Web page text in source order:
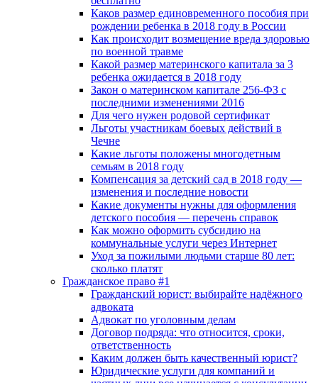
Каков размер единовременного пособия при
рождении ребенка в 2018 году в России
Как происходит возмещение вреда здоровью
по военной травме
Какой размер материнского капитала за 3
ребенка ожидается в 2018 году
Закон о материнском капитале 256-ФЗ с
последними изменениями 2016
Для чего нужен родовой сертификат
Льготы участникам боевых действий в
Чечне
Какие льготы положены многодетным
семьям в 2018 году
Компенсация за детский сад в 2018 году —
изменения и последние новости
Какие документы нужны для оформления
детского пособия — перечень справок
Как можно оформить субсидию на
коммунальные услуги через Интернет
Уход за пожилыми людьми старше 80 лет:
сколько платят
Гражданское право #1
Гражданский юрист: выбирайте надёжного
адвоката
Адвокат по уголовным делам
Договор подряда: что относится, сроки,
ответственность
Каким должен быть качественный юрист?
Юридические услуги для компаний и